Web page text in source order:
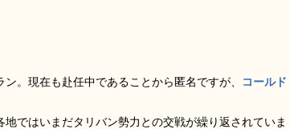
。現在も赴任中であることから匿名ですが、
コールド
ではいまだタリバン勢力との交戦が繰り返されていま